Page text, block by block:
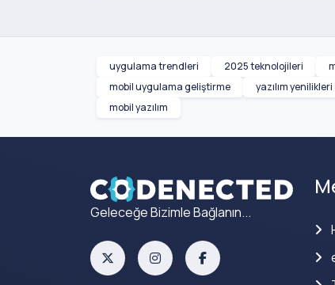
uygulama trendleri 2025 teknolojileri
mobil uygulama geliştirme
yazılım yenilikleri
mobil yazılım
Geleceğe Bizimle Bağlanın...